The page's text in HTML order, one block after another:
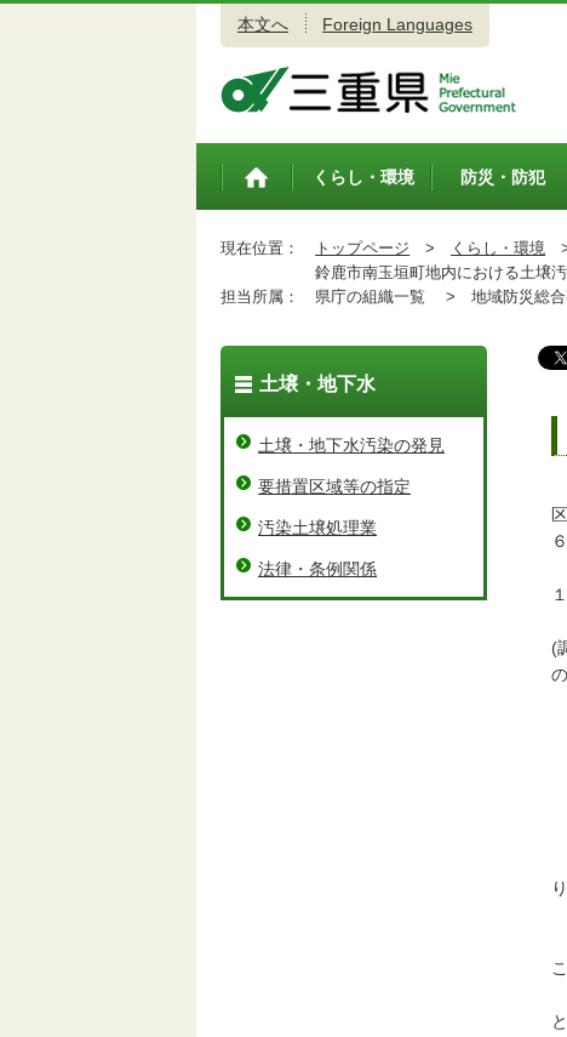
本文へ Foreign Languages
トップペ
くらし・環境 防災・防犯
現在位置： トップページ > くらし・環境
鈴鹿市南玉垣町地内における土壌
担当所属：
県庁の組織一覧 > 地域防災総
(
土壌・地下水
土壌・地下水汚染の発見
要措置区域等の指定
汚染土壌処理業
法律・条例関係